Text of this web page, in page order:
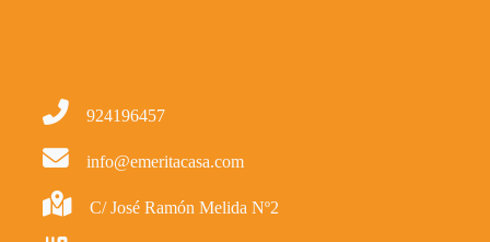
924196457
info@emeritacasa.com
C/ José Ramón Melida Nº2